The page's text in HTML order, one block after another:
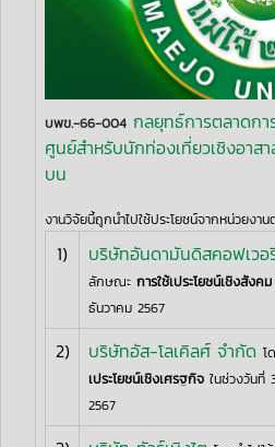
บพข.-66-004 กลยุทธ์การตลาดกา
ศูนย์สำหรับนักท่องเที่ยวเชิงอา
บน
งานวิจัยนี้ถูกนำไปใช้ประโยชน์จากหน่วยงา
1) บริษัทอันดามันดิสคอฟเวอ
ลักษณะ การใช้เประโยชน์เชิงสังคม
ธันวาคม 2567
2) บริษัทอัส-โลเคิลศ์ จำกัด โ
เประโยชน์เชิงเศรฐกิจ ในช่วงวันที่
2567